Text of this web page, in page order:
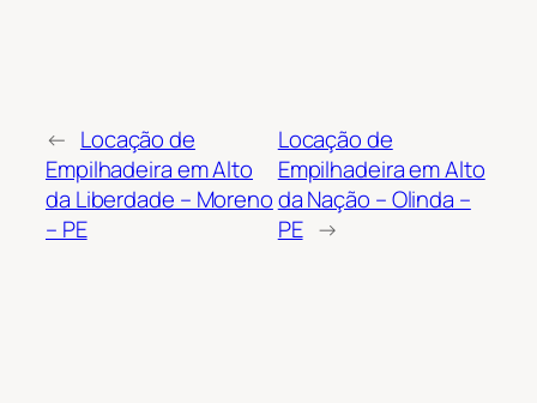
← Locação de
Empilhadeira em Alto
da Liberdade – Moreno
– PE
Locação de
Empilhadeira em Alto
da Nação – Olinda –
PE →